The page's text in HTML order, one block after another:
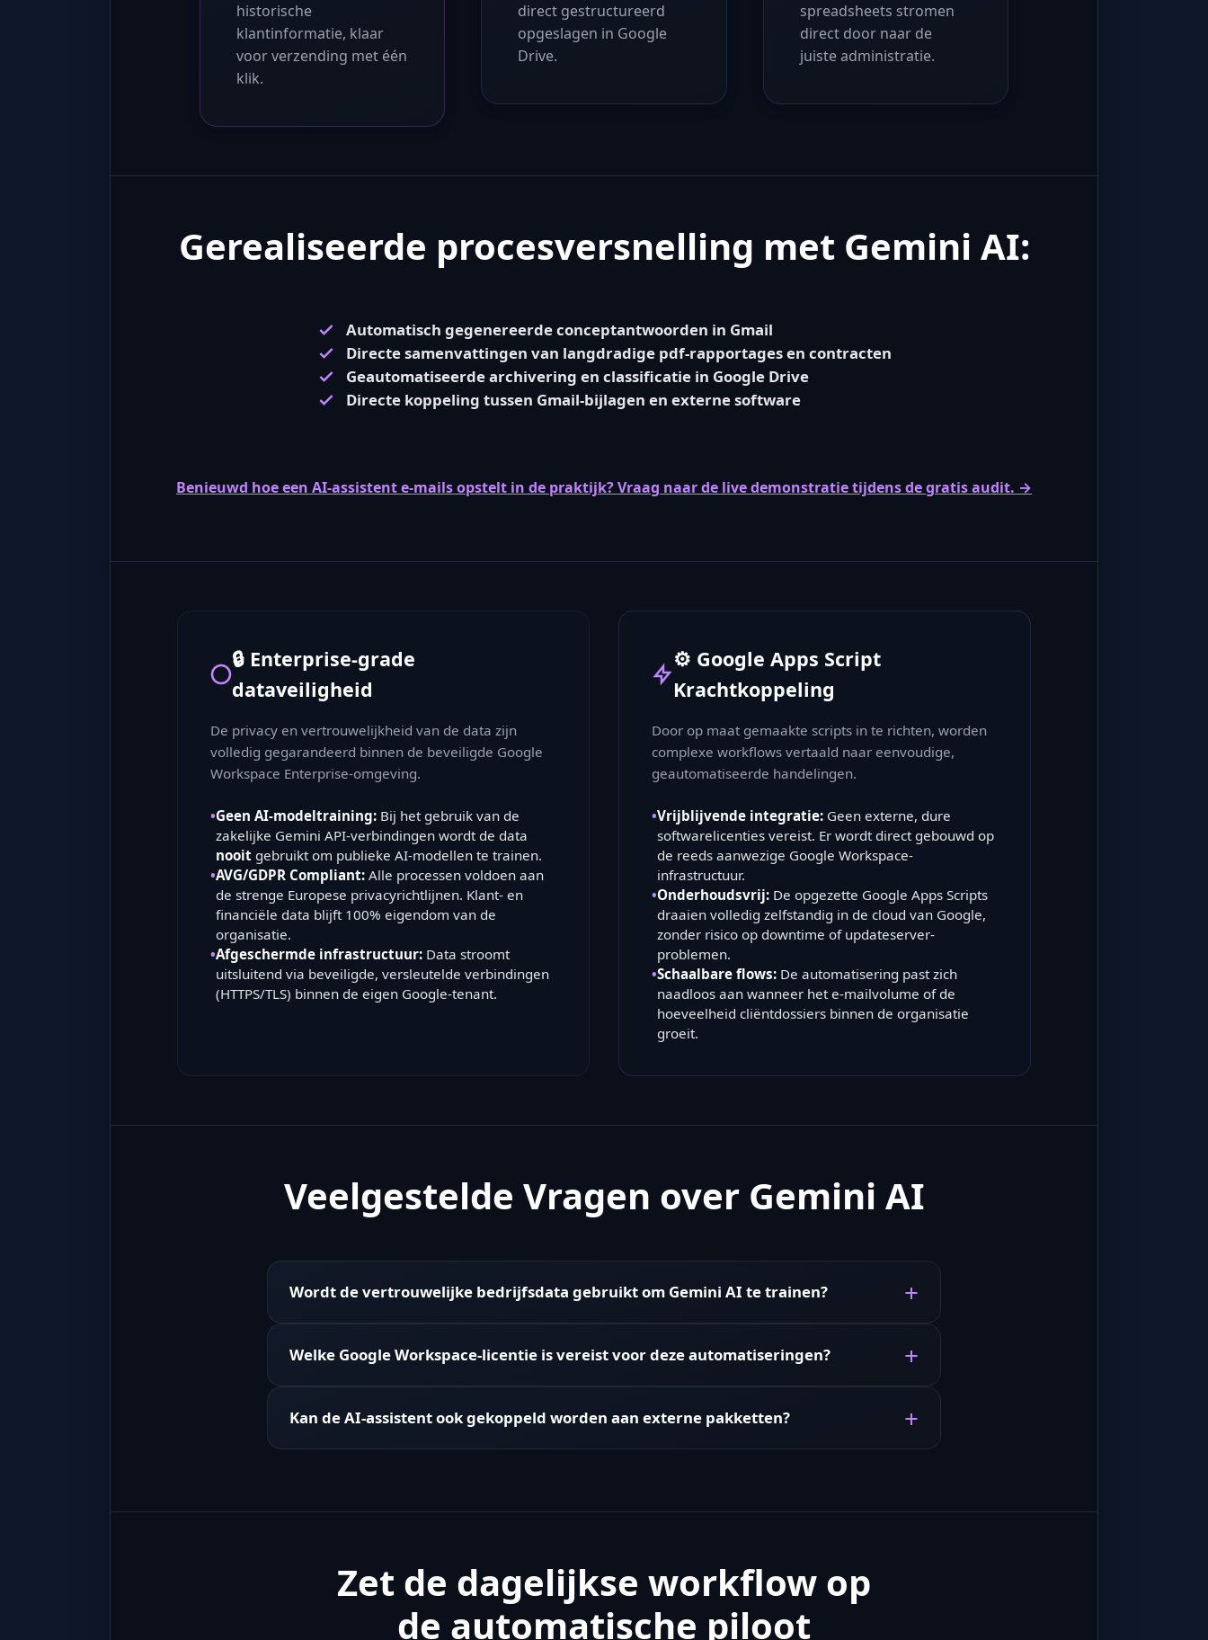
historische
klantinformatie, klaar
voor verzending met één
klik.
direct gestructureerd
opgeslagen in Google
Drive.
spreadsheets stromen
direct door naar de
juiste administratie.
Gerealiseerde procesversnelling met Gemini AI:
Automatisch gegenereerde conceptantwoorden in Gmail
Directe samenvattingen van langdradige pdf-rapportages en contracten
Geautomatiseerde archivering en classificatie in Google Drive
Directe koppeling tussen Gmail-bijlagen en externe software
Benieuwd hoe een AI-assistent e-mails opstelt in de praktijk? Vraag naar de live demonstratie tijdens de gratis audit. →
🔒 Enterprise-grade
dataveiligheid
De privacy en vertrouwelijkheid van de data zijn
volledig gegarandeerd binnen de beveiligde Google
Workspace Enterprise-omgeving.
•Geen AI-modeltraining: Bij het gebruik van de
zakelijke Gemini API-verbindingen wordt de data
nooit gebruikt om publieke AI-modellen te trainen.
•AVG/GDPR Compliant: Alle processen voldoen aan
de strenge Europese privacyrichtlijnen. Klant- en
financiële data blijft 100% eigendom van de
organisatie.
•Afgeschermde infrastructuur: Data stroomt
uitsluitend via beveiligde, versleutelde verbindingen
(HTTPS/TLS) binnen de eigen Google-tenant.
⚙️ Google Apps Script
Krachtkoppeling
Door op maat gemaakte scripts in te richten, worden
complexe workflows vertaald naar eenvoudige,
geautomatiseerde handelingen.
•Vrijblijvende integratie: Geen externe, dure
softwarelicenties vereist. Er wordt direct gebouwd op
de reeds aanwezige Google Workspace-
infrastructuur.
•Onderhoudsvrij: De opgezette Google Apps Scripts
draaien volledig zelfstandig in de cloud van Google,
zonder risico op downtime of updateserver-
problemen.
•Schaalbare flows: De automatisering past zich
naadloos aan wanneer het e-mailvolume of de
hoeveelheid cliëntdossiers binnen de organisatie
groeit.
Veelgestelde Vragen over Gemini AI
Wordt de vertrouwelijke bedrijfsdata gebruikt om Gemini AI te trainen?
Welke Google Workspace-licentie is vereist voor deze automatiseringen?
Kan de AI-assistent ook gekoppeld worden aan externe pakketten?
Zet de dagelijkse workflow op
de automatische piloot